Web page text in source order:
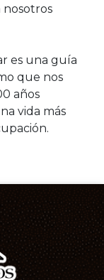
nosotros
es una guía
que nos
años
vida más